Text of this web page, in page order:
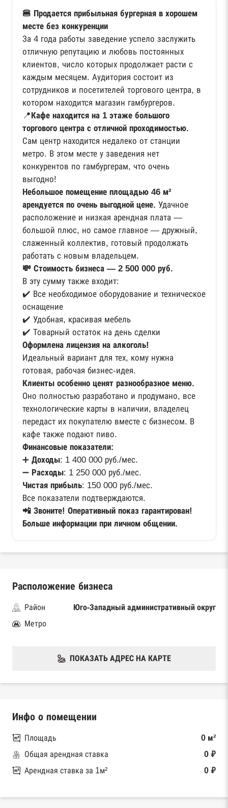
🍔 Продается прибыльная бургерная в хорошем
месте без конкуренции
За 4 года работы заведение успело заслужить
отличную репутацию и любовь постоянных
клиентов, число которых продолжает расти с
каждым месяцем. Аудитория состоит из
сотрудников и посетителей торгового центра, в
котором находится магазин гамбургеров.
📍Кафе находится на 1 этаже большого
торгового центра с отличной проходимостью.
Сам центр находится недалеко от станции
метро. В этом месте у заведения нет
конкурентов по гамбургерам, что очень
выгодно!
Небольшое помещение площадью 46 м²
арендуется по очень выгодной цене. Удачное
расположение и низкая арендная плата —
большой плюс, но самое главное — дружный,
слаженный коллектив, готовый продолжать
работать с новым владельцем.
💸 Стоимость бизнеса — 2 500 000 руб.
В эту сумму также входит:
✔️ Все необходимое оборудование и техническое
оснащение
✔️ Удобная, красивая мебель
✔️ Товарный остаток на день сделки
Оформлена лицензия на алкоголь!
Идеальный вариант для тех, кому нужна
готовая, рабочая бизнес-идея.
Клиенты особенно ценят разнообразное меню.
Оно полностью разработано и продумано, все
технологические карты в наличии, владелец
передаст их покупателю вместе с бизнесом. В
кафе также подают пиво.
Финансовые показатели:
➕ Доходы: 1 400 000 руб./мес.
➖ Расходы: 1 250 000 руб./мес.
Чистая прибыль: 150 000 руб./мес.
Все показатели подтверждаются.
📲 Звоните! Оперативный показ гарантирован!
Больше информации при личном общении.
Расположение бизнеса
Район
Юго-Западный административный округ
Метро
ПОКАЗАТЬ АДРЕС НА КАРТЕ
Инфо о помещении
Площадь
0 м²
Общая арендная ставка
0 ₽
Арендная ставка за 1м²
0 ₽